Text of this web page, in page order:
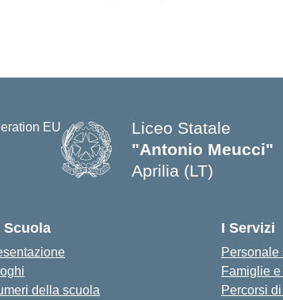
Liceo Statale
"Antonio Meucci"
Aprilia (LT)
Scuola
della scuola
I Servizi
Personale
Famiglie
Percorsi